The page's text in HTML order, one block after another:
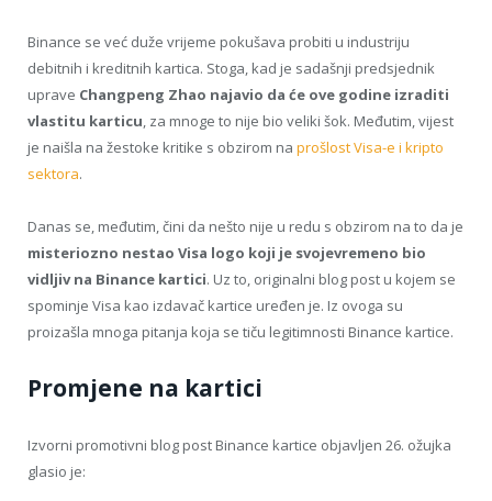
Binance se već duže vrijeme pokušava probiti u industriju
debitnih i kreditnih kartica. Stoga, kad je sadašnji predsjednik
uprave Changpeng Zhao najavio da će ove godine izraditi
vlastitu karticu, za mnoge to nije bio veliki šok. Međutim, vijest
je naišla na žestoke kritike s obzirom na prošlost Visa-e i kripto
sektora.
Danas se, međutim, čini da nešto nije u redu s obzirom na to da je
misteriozno nestao Visa logo koji je svojevremeno bio
vidljiv na Binance kartici. Uz to, originalni blog post u kojem se
spominje Visa kao izdavač kartice uređen je. Iz ovoga su
proizašla mnoga pitanja koja se tiču ​​legitimnosti Binance kartice.
Promjene na kartici
Izvorni promotivni blog post Binance kartice objavljen 26. ožujka
glasio je: